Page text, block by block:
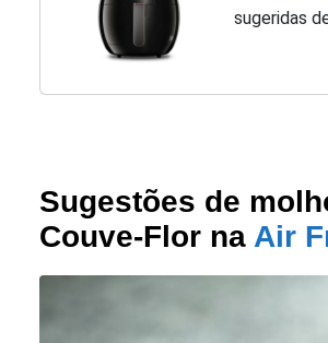
sugeridas
Sugestões de
Couve-Flor na Air